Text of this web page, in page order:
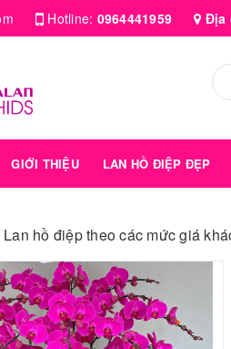
Hotline: 0964441959 Địa
GIỚI THIỆU LAN HỒ ĐIỆP ĐẸP
Lan hồ điệp theo các mức giá